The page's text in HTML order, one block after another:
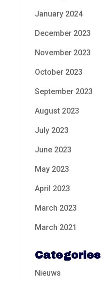
January 2024
December 2023
November 2023
October 2023
September 2023
August 2023
July 2023
June 2023
May 2023
April 2023
March 2023
March 2021
Categories
Nieuws